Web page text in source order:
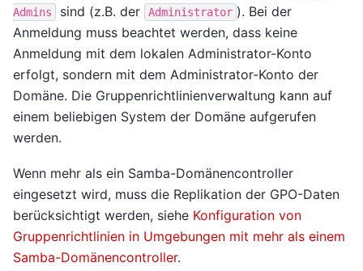
Admins
sind (z.B. der Administrator ). Bei der
Anmeldung muss beachtet werden, dass keine
Anmeldung mit dem lokalen Administrator-Konto
erfolgt, sondern mit dem Administrator-Konto der
Domäne. Die Gruppenrichtlinienverwaltung kann auf
einem beliebigen System der Domäne aufgerufen
werden.
Wenn mehr als ein Samba-Domänencontroller
eingesetzt wird, muss die Replikation der GPO-Daten
berücksichtigt werden, siehe Konfiguration von
Gruppenrichtlinien in Umgebungen mit mehr als einem
Samba-Domänencontroller.